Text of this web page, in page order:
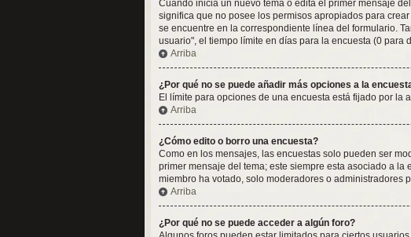
Cuando inicia un nuevo tema o edita el primer mensaje
significa que no posee los permisos apropiados para
se encuentre en la correspondiente línea del formulario.
usuario", el tiempo límite en días para la encuesta (0
Arriba
¿Por qué no se puede añadir más opciones a la
El límite para opciones de una encuesta está fijado por
Arriba
¿Cómo edito o borro una encuesta?
Como en los mensajes, las encuestas solo pueden ser
primer mensaje del tema; este siempre esta asociado a
miembro ha votado, solo moderadores o administradores
Arriba
¿Por qué no se puede acceder a algún foro?